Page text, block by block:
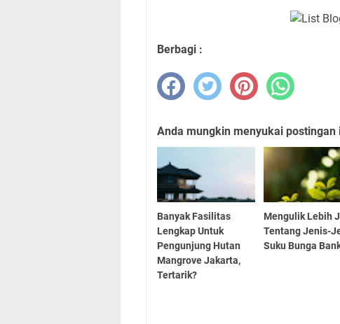
Berbagi :
Anda mungkin menyukai postingan
Banyak Fasilitas
Lengkap Untuk
Pengunjung Hutan
Mangrove Jakarta,
Tertarik?
Mengulik Lebih
Tentang Jenis-
Suku Bunga